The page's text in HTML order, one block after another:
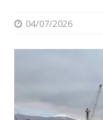
04/07/2026